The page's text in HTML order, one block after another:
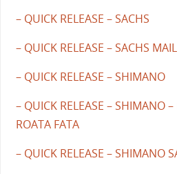
– QUICK RELEASE – SACHS
– QUICK RELEASE – SACHS
– QUICK RELEASE – SHIMANO
– QUICK RELEASE – SHIMANO –
ROATA FATA
– QUICK RELEASE – SHIMANO